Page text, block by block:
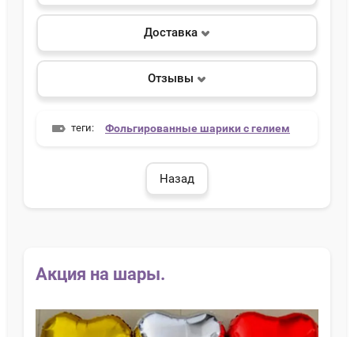
Акция на шары.
Доставка
Отзывы
теги: Фольгированные шарики с гелием
Назад